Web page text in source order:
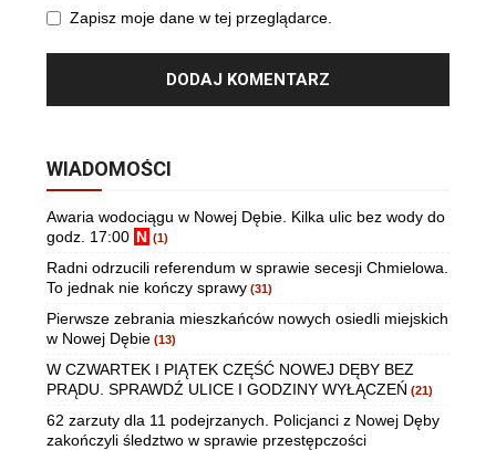
Zapisz moje dane w tej przeglądarce.
WIADOMOŚCI
Awaria wodociągu w Nowej Dębie. Kilka ulic bez wody do
godz. 17:00 N (1)
Radni odrzucili referendum w sprawie secesji Chmielowa.
To jednak nie kończy sprawy (31)
Pierwsze zebrania mieszkańców nowych osiedli miejskich
w Nowej Dębie (13)
W CZWARTEK I PIĄTEK CZĘŚĆ NOWEJ DĘBY BEZ
PRĄDU. SPRAWDŹ ULICE I GODZINY WYŁĄCZEŃ (21)
62 zarzuty dla 11 podejrzanych. Policjanci z Nowej Dęby
zakończyli śledztwo w sprawie przestępczości